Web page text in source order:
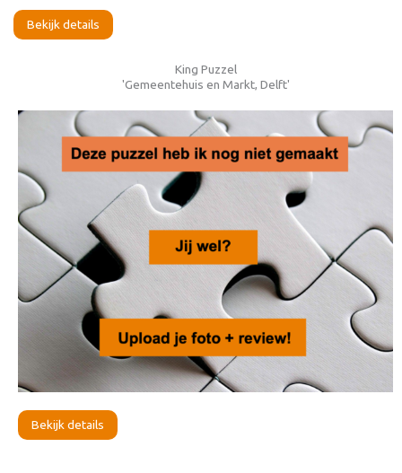
Bekijk details
King Puzzel
'Gemeentehuis en Markt, Delft'
Bekijk details